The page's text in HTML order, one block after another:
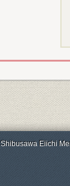
Eiichi